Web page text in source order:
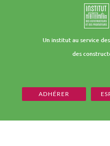
Un institut au service
des
ADHÉRER